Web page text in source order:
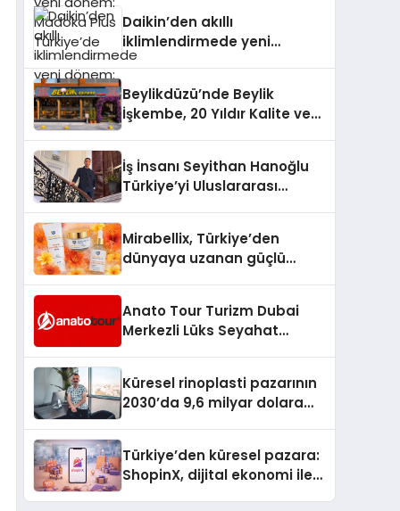
Daikin’den akıllı
iklimlendirmede yeni
dönem: Madoka Plus
Beylikdüzü’nde Beylik
İşkembe, 20 Yıldır Kalite ve
İş İnsanı Seyithan Hanoğlu
Türkiye’yi Uluslararası
Mirabellix, Türkiye’den
dünyaya uzanan güçlü
Anato Tour Turizm Dubai
Merkezli Lüks Seyahat
Küresel rinoplasti pazarının
2030’da 9,6 milyar dolara
Türkiye’den küresel pazara:
ShopinX, dijital ekonomi ile